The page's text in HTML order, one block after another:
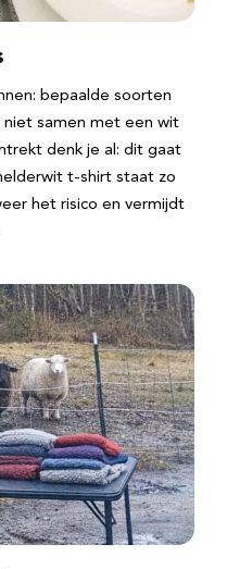
bepaalde soorten
niet samen met een wit
denk je al: dit gaat
t-shirt staat zo
het risico en vermijdt